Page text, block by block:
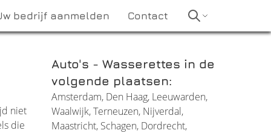
bedrijf aanmelden Contact
niet
die
Auto's - Wasserettes in de
volgende plaatsen:
Amsterdam, Den Haag, Leeuwarden,
Waalwijk,Terneuzen, Nijverdal,
Maastricht, Schagen, Dordrecht,